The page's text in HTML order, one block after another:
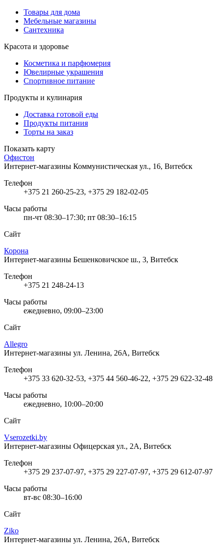
Товары для дома
Мебельные магазины
Сантехника
Красота и здоровье
Косметика и парфюмерия
Ювелирные украшения
Спортивное питание
Продукты и кулинария
Доставка готовой еды
Продукты питания
Торты на заказ
Показать карту
Офистон
Интернет-магазины Коммунистическая ул., 16, Витебск
Телефон
+375 21 260-25-23, +375 29 182-02-05
Часы работы
пн-чт 08:30–17:30; пт 08:30–16:15
Сайт
Корона
Интернет-магазины Бешенковичское ш., 3, Витебск
Телефон
+375 21 248-24-13
Часы работы
ежедневно, 09:00–23:00
Сайт
Allegro
Интернет-магазины ул. Ленина, 26А, Витебск
Телефон
+375 33 620-32-53, +375 44 560-46-22, +375 29 622-32-48
Часы работы
ежедневно, 10:00–20:00
Сайт
Vserozetki.by
Интернет-магазины Офицерская ул., 2А, Витебск
Телефон
+375 29 237-07-97, +375 29 227-07-97, +375 29 612-07-97
Часы работы
вт-вс 08:30–16:00
Сайт
Ziko
Интернет-магазины ул. Ленина, 26А, Витебск